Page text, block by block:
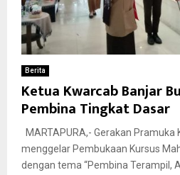
Berita
Ketua Kwarcab Banjar
Pembina Tingkat Dasar
MARTAPURA,- Gerakan
menggelar Pembukaan Kursus
dengan tema “Pembina Terampil,